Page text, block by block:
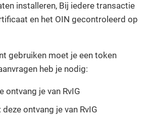
installeren, Bij iedere transactie
en het OIN gecontroleerd op
gebruiken moet je een token
heb je nodig:
ontvang je van RvIG
ontvang je van RvIG